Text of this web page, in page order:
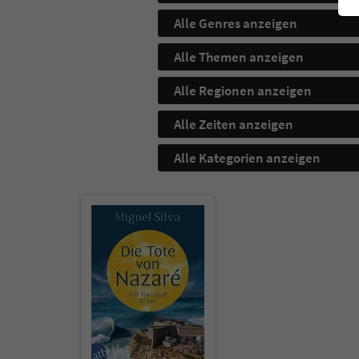
Alle Genres anzeigen
Alle Themen anzeigen
Alle Regionen anzeigen
Alle Zeiten anzeigen
Alle Kategorien anzeigen